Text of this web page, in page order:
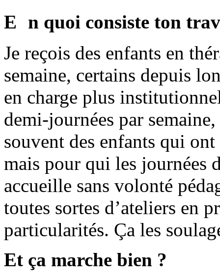
E n quoi consiste ton
Je reçois des enfants en
semaine, certains depuis
en charge plus
demi-journées par
souvent des enfants qui
mais pour qui les journées
accueille sans volonté
toutes sortes d’ateliers en
particularités. Ça les
Et ça marche bien ?